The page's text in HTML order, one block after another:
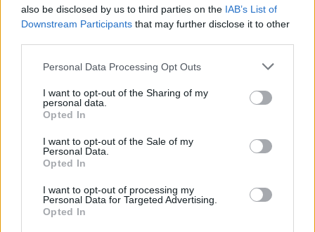
also be disclosed by us to third parties on the IAB’s List of
Downstream Participants that may further disclose it to other
Please note that this website/app uses one or more Google
not limited to your visit or usage behaviour. You may click to
grant or deny consent to Google and its third-party tags to
use your data for below specified purposes in below Google
consent section.
Personal Data Processing Opt Outs
I want to opt-out of the Sharing of my
personal data.
Opted In
I want to opt-out of the Sale of my
Personal Data.
Opted In
I want to opt-out of processing my
Personal Data for Targeted Advertising.
Opted In
„petr.socha@snow.cz“:
[mailto:petr.socha@snow.cz]
**Produkce, ekonomika a účetnictví**
„radek.holub@snow.cz“:
[mailto:radek.holub@snow.cz]
**Grafika**
Petr Antoníček
„petr.antonicek@snow.cz“:
[mailto:petr.antonicek@snow.cz]
Markéta Antoníčková